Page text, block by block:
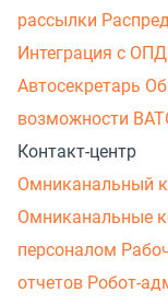
рассылки
Интеграция с
Автосекретарь
возможности
Контакт-центр
Омниканальный
Омниканальные
персоналом
отчетов Робот-